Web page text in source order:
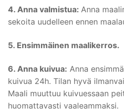
4. Anna valmistua: Anna
sekoita uudelleen ennen
5. Ensimmäinen maalikerros.
6. Anna kuivua: Anna
kuivua 24h. Tilan hyvä
Maali muuttuu kuivuessaan
huomattavasti vaaleammaksi.